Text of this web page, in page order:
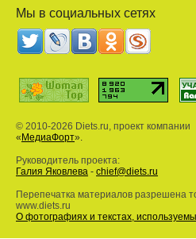
Мы в социальных сетях
© 2010-2026 Diets.ru, проект компании
« МедиаФорт».
Руководитель проекта:
Галия Яковлева - chief@diets.ru
Перепечатка материалов разрешена
www.diets.ru
О фотографиях и текстах,